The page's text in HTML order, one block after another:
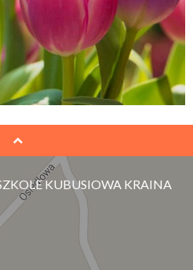
KUBUSIOWA KRAINA